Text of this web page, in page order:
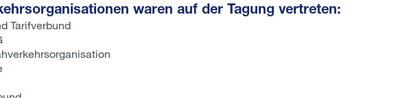
waren auf der Tagung vertreten:
Tarifverbund